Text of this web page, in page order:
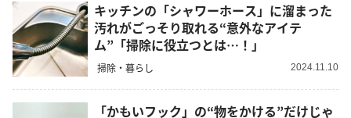
キッチンの「シャワーホース」に溜まった
汚れがごっそり取れる“意外なアイテ
ム”「掃除に役立つとは…！」
掃除・暮らし 2024.11.10
「かもいフック」の“物をかける”だけじゃ